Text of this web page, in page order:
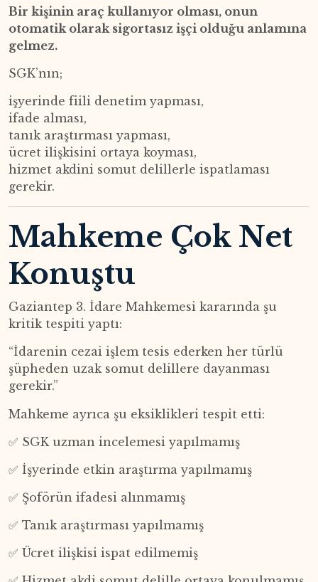
Bir kişinin araç kullanıyor olması, onun
otomatik olarak sigortasız işçi olduğu anlamına
gelmez.
SGK’nın;
işyerinde fiili denetim yapması,
ifade alması,
tanık araştırması yapması,
ücret ilişkisini ortaya koyması,
hizmet akdini somut delillerle ispatlaması
gerekir.
Mahkeme Çok Net
Konuştu
Gaziantep 3. İdare Mahkemesi kararında şu
kritik tespiti yaptı:
“İdarenin cezai işlem tesis ederken her türlü
şüpheden uzak somut delillere dayanması
gerekir.”
Mahkeme ayrıca şu eksiklikleri tespit etti:
✅ SGK uzman incelemesi yapılmamış
✅ İşyerinde etkin araştırma yapılmamış
✅ Şoförün ifadesi alınmamış
✅ Tanık araştırması yapılmamış
✅ Ücret ilişkisi ispat edilmemiş